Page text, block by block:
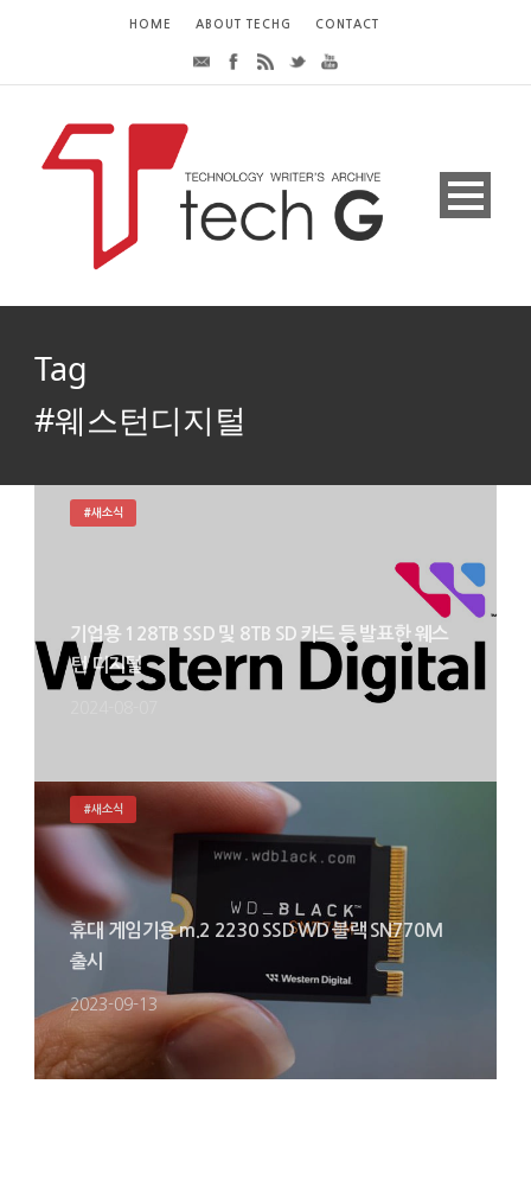
HOME ABOUT TECHG CONTACT
Tag
#웨스턴디지털
기업용 128TB SSD 및 8TB SD 카드 등 발표한 웨스
턴 디지털
#새소식
휴대 게임기용 m.2 2230 SSD WD 블랙 SN770M
출시
2023-09-13
#새소식